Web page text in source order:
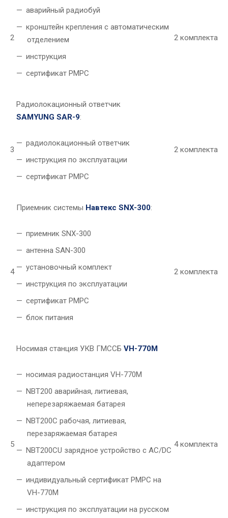
2
аварийный радиобуй
кронштейн крепления с автоматическим
отделением
инструкция
сертификат РМРС
2 комплекта
3
Радиолокационный ответчик
SAMYUNG SAR-9:
радиолокационный ответчик
инструкция по эксплуатации
сертификат РМРС
2 комплекта
4
Приемник системы Навтекс SNX-300:
приемник SNX-300
антенна SAN-300
установочный комплект
инструкция по эксплуатации
сертификат РМРС
блок питания
2 комплекта
5
Носимая станция УКВ ГМССБ VH-770M
носимая радиостанция VH-770M
NBT200 аварийная, литиевая,
неперезаряжаемая батарея
NBT200C рабочая, литиевая,
перезаряжаемая батарея
NBT200CU зарядное устройство с AC/DC
адаптером
индивидуальный сертификат РМРС на
VH-770M
инструкция по эксплуатации на русском
4 комплекта